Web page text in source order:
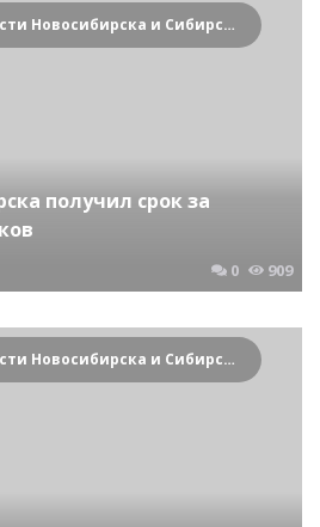
Криминальные новости Новосибирска и Сибирского региона
получил срок за
0 909
Криминальные новости Новосибирска и Сибирского региона